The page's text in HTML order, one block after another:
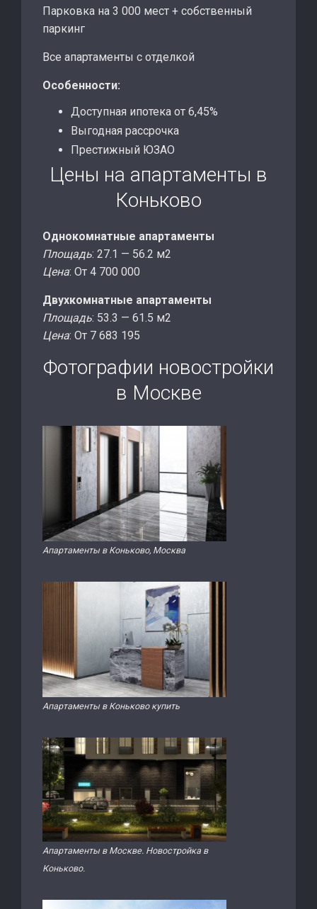
Парковка на 3 000 мест + собственный
паркинг
Все апартаменты с отделкой
Особенности:
Доступная ипотека от 6,45%
Выгодная рассрочка
Престижный ЮЗАО
Цены на апартаменты в
Коньково
Однокомнатные апартаменты
Площадь: 27.1 — 56.2 м2
Цена: Oт 4 700 000
Двухкомнатные апартаменты
Площадь: 53.3 — 61.5 м2
Цена: Oт 7 683 195
Фотографии новостройки
в Москве
Апартаменты в Коньково, Москва
Апартаменты в Коньково купить
Апартаменты в Москве. Новостройка в
Коньково.